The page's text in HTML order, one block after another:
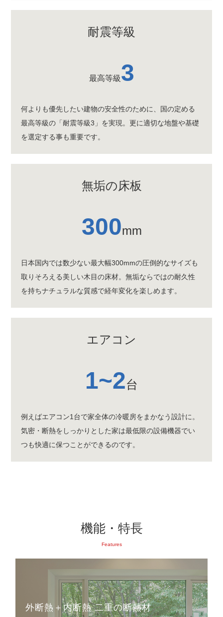
耐震等級
最高等級3
何よりも優先したい建物の安全性のために、国の定める
最高等級の「耐震等級3」を実現。更に適切な地盤や基礎
を選定する事も重要です。
無垢の床板
300mm
日本国内では数少ない最大幅300mmの圧倒的なサイズも
取りそろえる美しい木目の床材。無垢ならではの耐久性
を持ちナチュラルな質感で経年変化を楽しめます。
エアコン
1~2台
例えばエアコン1台で家全体の冷暖房をまかなう設計に。
気密・断熱をしっかりとした家は最低限の設備機器でい
つも快適に保つことができるのです。
機能・特長
Features
外断熱＋内断熱 二重の断熱材